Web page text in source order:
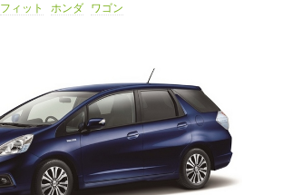
フィット ホンダ ワゴン